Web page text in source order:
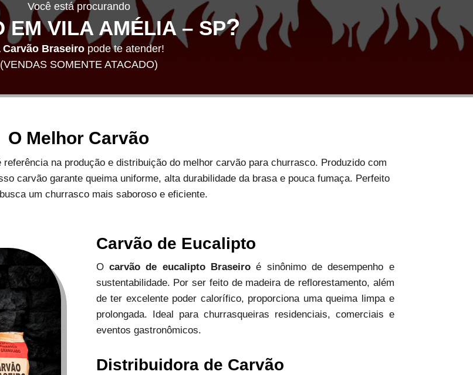
Você está procurando
EM VILA AMÉLIA – SP?
Carvão Braseiropode te atender!
(VENDAS SOMENTE ATACADO)
O Melhor Carvão
referência na produção e distribuição do melhor carvão para churrasco. Produzido com
carvão garante queima uniforme, alta durabilidade da brasa e pouca fumaça. Perfeito
um churrasco mais saboroso e eficiente.
Carvão de Eucalipto
O carvão de eucalipto Braseiroé sinônimo de desempenho e
sustentabilidade. Por ser feito de madeira de reflorestamento, além
de ter excelente poder calorífico, proporciona uma queima limpa e
prolongada. Ideal para churrasqueiras residenciais, comerciais e
eventos gastronômicos.
Distribuidora de Carvão